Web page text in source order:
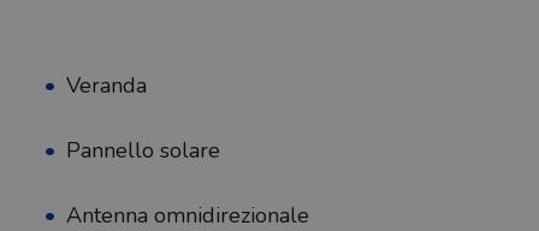
Veranda
Pannello solare
Antenna omnidirezionale